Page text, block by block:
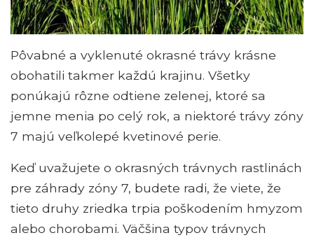
Pôvabné a vyklenuté okrasné trávy krásne
obohatili takmer každú krajinu. Všetky
ponúkajú rôzne odtiene zelenej, ktoré sa
jemne menia po celý rok, a niektoré trávy zóny
7 majú veľkolepé kvetinové perie.
Keď uvažujete o okrasných trávnych rastlinách
pre záhrady zóny 7, budete radi, že viete, že
tieto druhy zriedka trpia poškodením hmyzom
alebo chorobami. Väčšina typov trávnych